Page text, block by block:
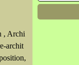
, Archi
archit